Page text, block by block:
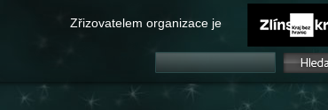
Zřizovatelem organizace je